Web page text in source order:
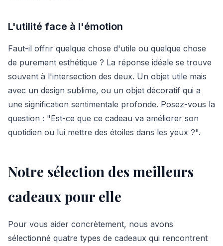
L'utilité face à l'émotion
Faut-il offrir quelque chose d'utile ou quelque chose
de purement esthétique ? La réponse idéale se trouve
souvent à l'intersection des deux. Un objet utile mais
avec un design sublime, ou un objet décoratif qui a
une signification sentimentale profonde. Posez-vous la
question : "Est-ce que ce cadeau va améliorer son
quotidien ou lui mettre des étoiles dans les yeux ?".
Notre sélection des meilleurs
cadeaux pour elle
Pour vous aider concrètement, nous avons
sélectionné quatre types de cadeaux qui rencontrent